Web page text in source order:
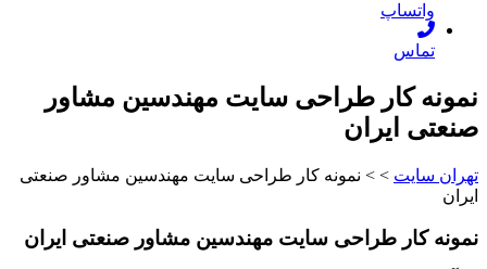
واتساپ
تماس
کار طراحی سایت مهندسین مشاور
ایران
سایت> > نمونه کار طراحی سایت مهندسین مشاور صنعتی
کار طراحی سایت مهندسین مشاور صنعتی ایران